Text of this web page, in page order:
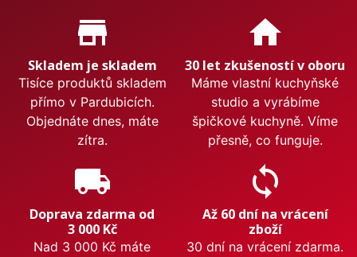
Proč nakupovat u nás?
store_mall_directory
Skladem je skladem
Tisíce produktů skladem
přímo v Pardubicích.
Objednáte dnes, máte
zítra.
home
30 let zkušeností v oboru
Máme vlastní kuchyňské
studio a vyrábíme
špičkové kuchyně. Víme
přesně, co funguje.
local_shipping
Doprava zdarma od
3 000 Kč
Nad 3 000 Kč máte
sync
Až 60 dní na vrácení
zboží
30 dní na vrácení zdarma.